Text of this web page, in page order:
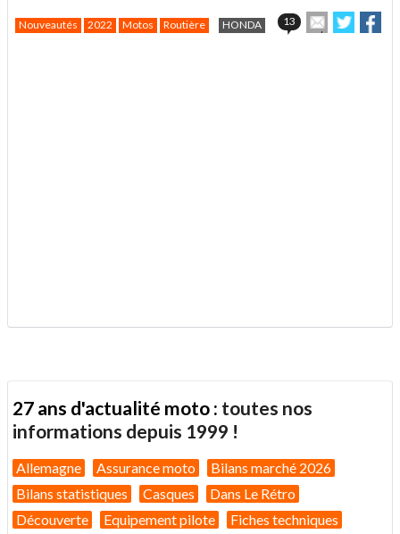
Nouveautés 2022 Motos Routière HONDA 13
Envoyer
cet sur sur
27 ans d'actualité moto : toutes nos
informations depuis 1999 !
Allemagne Assurance moto
Bilans marché 2026
Bilans statistiques
Casques
Dans Le Rétro
Découverte
Equipement pilote Fiches techniques